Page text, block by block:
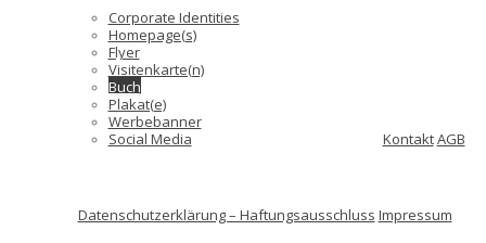
Corporate Identities
Homepage(s)
Flyer
Visitenkarte(n)
Buch
Plakat(e)
Werbebanner
Social Media
KontaktAGB
Datenschutzerklärung – Haftungsausschluss Impressum